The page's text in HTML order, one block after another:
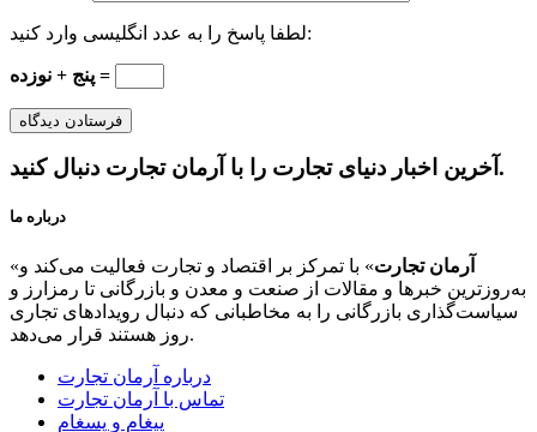
لطفا پاسخ را به عدد انگلیسی وارد کنید:
پنج + نوزده =
آخرین اخبار دنیای تجارت را با آرمان تجارت دنبال کنید.
درباره ما
« آرمان تجارت» با تمرکز بر اقتصاد و تجارت فعالیت می‌کند و
به‌روزترین خبرها و مقالات از صنعت و معدن و بازرگانی تا رمزارز و
سیاست‌گذاری بازرگانی را به مخاطبانی که دنبال رویدادهای تجاری
روز هستند قرار می‌دهد.
درباره آرمان تجارت
تماس با آرمان تجارت
پیغام و پسغام